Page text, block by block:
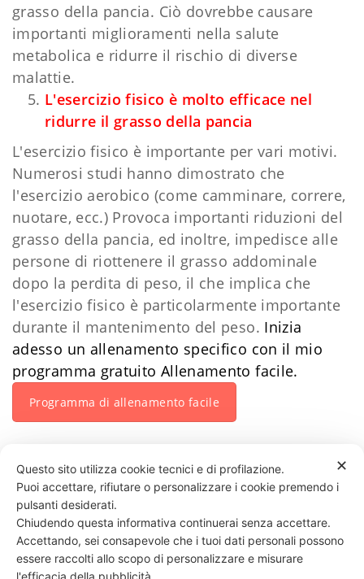
grasso della pancia. Ciò dovrebbe causare
importanti miglioramenti nella salute
metabolica e ridurre il rischio di diverse
malattie.
L'esercizio fisico è molto efficace nel
ridurre il grasso della pancia
L'esercizio fisico è importante per vari motivi.
Numerosi studi hanno dimostrato che
l'esercizio aerobico (come camminare, correre,
nuotare, ecc.) Provoca importanti riduzioni del
grasso della pancia, ed inoltre, impedisce alle
persone di riottenere il grasso addominale
dopo la perdita di peso, il che implica che
l'esercizio fisico è particolarmente importante
durante il mantenimento del peso. Inizia
adesso un allenamento specifico con il mio
programma gratuito Allenamento facile.
Programma di allenamento facile
30 LIKES
331 818 4777DANIELE ESPOSITO
✕
Questo sito utilizza cookie tecnici e di profilazione.
Puoi accettare, rifiutare o personalizzare i cookie premendo i
pulsanti desiderati.
Chiudendo questa informativa continuerai senza accettare.
Accettando, sei consapevole che i tuoi dati personali possono
essere raccolti allo scopo di personalizzare e misurare
l'efficacia della pubblicità.